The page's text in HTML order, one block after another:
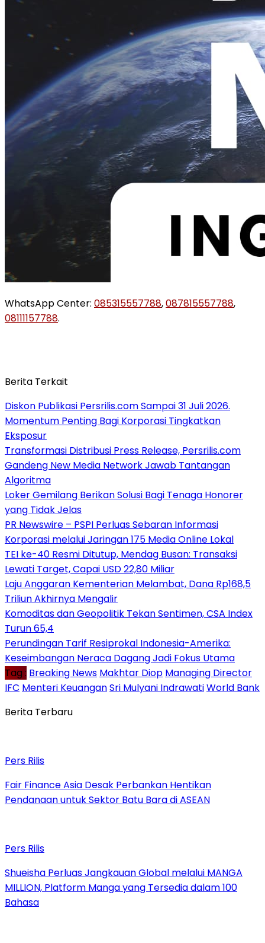
WhatsApp Center: 085315557788,087815557788,
08111157788.
Berita Terkait
Diskon Publikasi Persrilis.com Sampai 31 Juli 2026.
Momentum Penting Bagi Korporasi Tingkatkan
Eksposur
Transformasi Distribusi Press Release, Persrilis.com
Gandeng New Media Network Jawab Tantangan
Algoritma
Loker Gemilang Berikan Solusi Bagi Tenaga Honorer
yang Tidak Jelas
PR Newswire – PSPI Perluas Sebaran Informasi
Korporasi melalui Jaringan 175 Media Online Lokal
TEI ke-40 Resmi Ditutup, Mendag Busan: Transaksi
Lewati Target, Capai USD 22,80 Miliar
Laju Anggaran Kementerian Melambat, Dana Rp168,5
Triliun Akhirnya Mengalir
Komoditas dan Geopolitik Tekan Sentimen, CSA Index
Turun 65,4
Perundingan Tarif Resiprokal Indonesia-Amerika:
Keseimbangan Neraca Dagang Jadi Fokus Utama
Tag : Breaking News Makhtar Diop Managing Director
IFC Menteri KeuanganSri Mulyani IndrawatiWorld Bank
Berita Terbaru
Pers Rilis
Fair Finance Asia Desak Perbankan Hentikan
Pendanaan untuk Sektor Batu Bara di ASEAN
Pers Rilis
Shueisha Perluas Jangkauan Global melalui MANGA
MILLION, Platform Manga yang Tersedia dalam 100
Bahasa